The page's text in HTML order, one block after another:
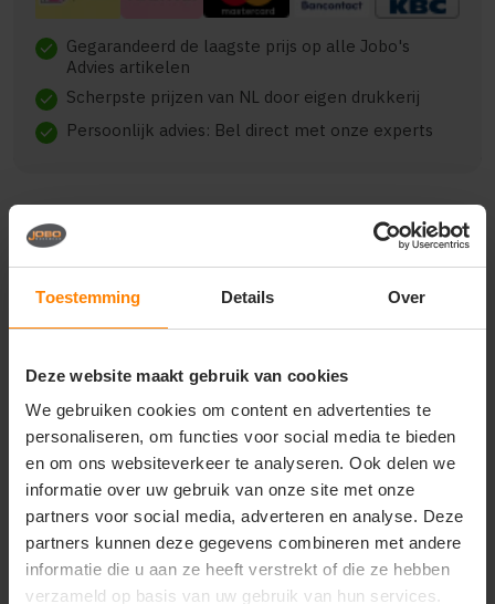
Toestemming Details Over
Deze website maakt gebruik van cookies
We gebruiken cookies om content en advertenties te
personaliseren, om functies voor social media te bieden
en om ons websiteverkeer te analyseren. Ook delen we
informatie over uw gebruik van onze site met onze
partners voor social media, adverteren en analyse. Deze
partners kunnen deze gegevens combineren met andere
informatie die u aan ze heeft verstrekt of die ze hebben
verzameld op basis van uw gebruik van hun services.
check Gegarandeerd de laagste prijs op alle Jobo's
Advies artikelen
check Scherpste prijzen van NL door eigen drukkerij
check Persoonlijk advies: Bel direct met onze experts
Beschrijving Reviews (0)
[{"pp":"Borst links","pt":"Bedrukking","ct":"E\u00e9n
{"pp":"Achterzijde","pt":"Bedrukking","ct":"E\u00e9n
kleur"}]}
Vragen? Neem contact
op met onze
klantenservice